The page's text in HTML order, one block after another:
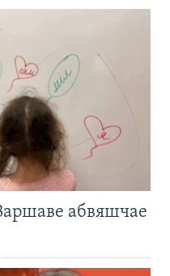
абвяшчае